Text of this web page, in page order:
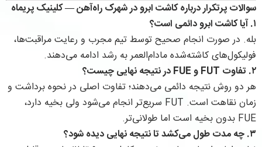
سوالات پرتکرار درباره کاشت ابرو در شهرک راه‌آهن — کلینیک پریماه
۱. آیا کاشت ابرو دائمی است؟
بله. در صورت انجام صحیح توسط تیم مجرب و رعایت مراقبت‌ها،
فولیکول‌های کاشته‌شده مادام‌العمر به رشد ادامه می‌دهند.
۲. تفاوت FUT و FUE در نتیجه نهایی چیست؟
هر دو روش نتیجه دائمی می‌دهند؛ تفاوت اصلی در نحوه برداشت و
زمان نقاهت است. FUT سریع‌تر انجام می‌شود ولی بخیه دارد،
FUE بدون بخیه است اما طولانی‌تر.
۳. چه مدت طول می‌کشد تا نتیجه نهایی دیده شود؟